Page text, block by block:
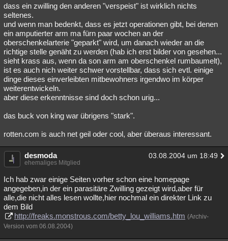
Spiritualität Verschwörungen Technologie Ufologie
Natur Umfragen Unterhaltung
weitere Rubriken
Philosophie Träume Orte Esoterik Literatur
Astronomie Helpdesk Gruppen Gaming Filme
Musik Clash Verbesserungen Allmystery
Lesenswert Schlüsselwörter
dass ein zwilling den anderen "verspeist" ist wirklich nichts
seltenes.
und wenn man bedenkt, dass es jetzt operationen gibt, bei denen
ein amputierter arm ma fürn paar wochen an der
oberschenkelarterie "geparkt" wird, um danach wieder an die
richtige stelle genäht zu werden (hab ich erst bilder von gesehen...
sieht krass aus, wenn da son arm am oberschenkel rumbaumelt),
ist es auch nich weiter schwer vorstellbar, dass sich evtl. einige
dinge dieses einverleibten mitbewohners irgendwo im körper
weiterentwickeln.
aber diese erkenntnisse sind doch schon urig...
das buck von king war übrigens "stark".
rotten.com is auch net geil oder cool, aber überaus interessant.
desmoda 03.08.2004 um 18:49
ehemaliges Mitglied
Ich hab zwar einige Seiten vorher schon eine homepage
angegeben,in der ein parasitäre Zwilling gezeigt wird,aber für
alle,die nicht alles lesen wollte,hier nochmal ein direkter Link zu
dem Bild
http://freaks.monstrous.com/betty_lou_williams.htm (Archiv-
Version vom 06.08.2004)